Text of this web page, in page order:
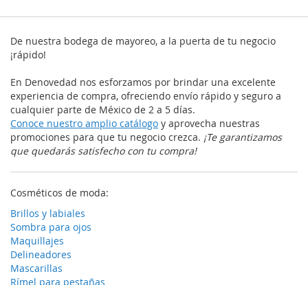
De nuestra bodega de mayoreo, a la puerta de tu negocio
¡rápido!
En Denovedad nos esforzamos por brindar una excelente
experiencia de compra, ofreciendo envío rápido y seguro a
cualquier parte de México de 2 a 5 días.
Conoce nuestro amplio catálogo y aprovecha nuestras
promociones para que tu negocio crezca. ¡Te garantizamos
que quedarás satisfecho con tu compra!
Cosméticos de moda:
Brillos y labiales
Sombra para ojos
Maquillajes
Delineadores
Mascarillas
Rímel para pestañas